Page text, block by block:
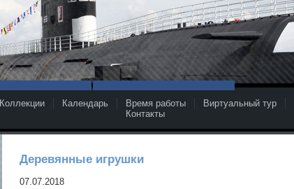
Коллекции Календарь Время работы Виртуальный тур
Контакты
Деревянные игрушки
07.07.2018